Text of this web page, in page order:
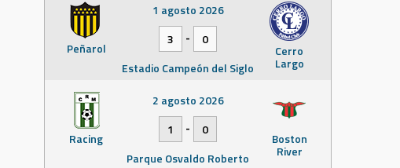
Peñarol Cerro
Largo
1 agosto 2026
3
-
0
Estadio Campeón del Siglo
Racing Boston
River
2 agosto 2026
1
-
0
Parque Osvaldo Roberto